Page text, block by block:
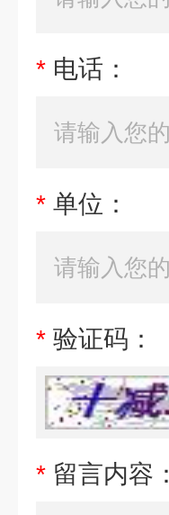
* 电话：
* 单位：
* 验证码：
* 留言内容：